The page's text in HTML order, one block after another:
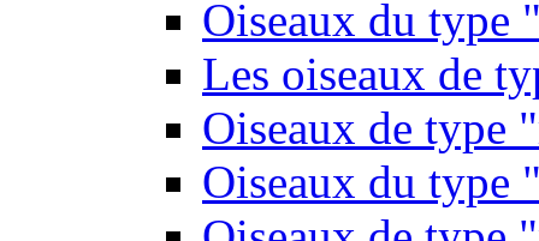
Oiseaux du type
Les oiseaux de
Oiseaux de type
Oiseaux du type